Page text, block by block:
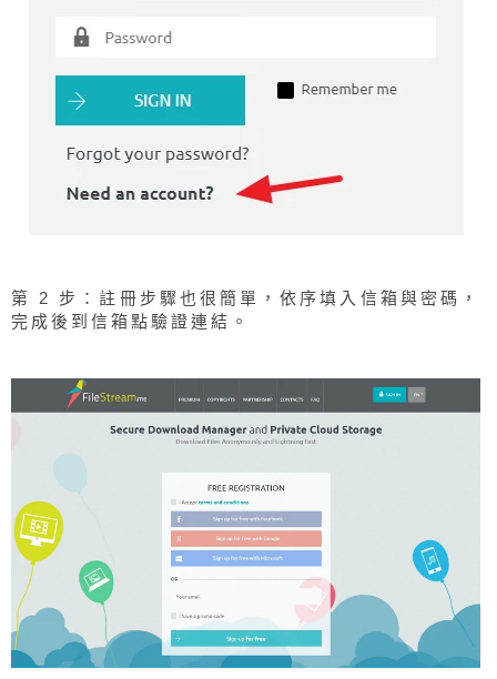
第 2 步：註冊步驟也很簡單，依序填入信箱與密碼，
完成後到信箱點驗證連結。